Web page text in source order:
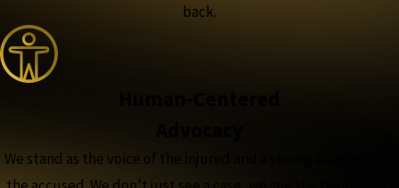
back.
We stand as the voice of the injured and a strong advocate for